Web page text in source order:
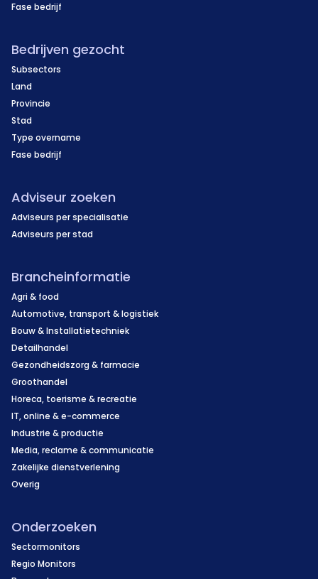
Fase bedrijf
Bedrijven gezocht
Subsectors
Land
Provincie
Stad
Type overname
Fase bedrijf
Adviseur zoeken
Adviseurs per specialisatie
Adviseurs per stad
Brancheinformatie
Agri & food
Automotive, transport & logistiek
Bouw & Installatietechniek
Detailhandel
Gezondheidszorg & farmacie
Groothandel
Horeca, toerisme & recreatie
IT, online & e-commerce
Industrie & productie
Media, reclame & communicatie
Zakelijke dienstverlening
Overig
Onderzoeken
Sectormonitors
Regio Monitors